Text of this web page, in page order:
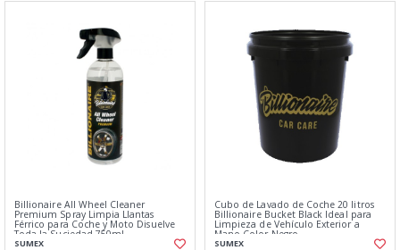
Billionaire All Wheel Cleaner
Premium Spray Limpia Llantas
Férrico para Coche y Moto Disuelve
Toda la Suciedad 750ml
SUMEX
Cubo de Lavado de Coche 20 litros
Billionaire Bucket Black Ideal para
Limpieza de Vehículo Exterior a
Mano Color Negro
SUMEX